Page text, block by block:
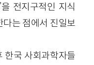
전지구적인 지식
는 점에서 진일보
한국 사회과학자들